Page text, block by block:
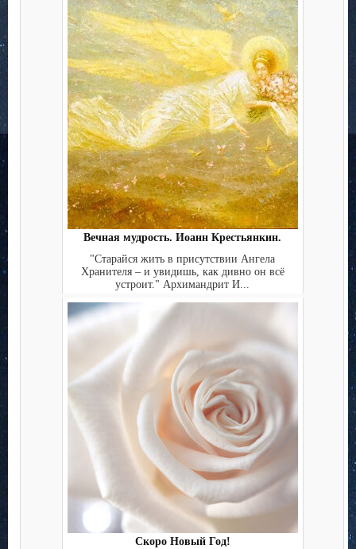
Вечная мудрость. Иоанн Крестьянкин.
"Старайся жить в присутствии Ангела
Хранителя – и увидишь, как дивно он всё
устроит." Архимандрит И...
Скоро Новый Год!